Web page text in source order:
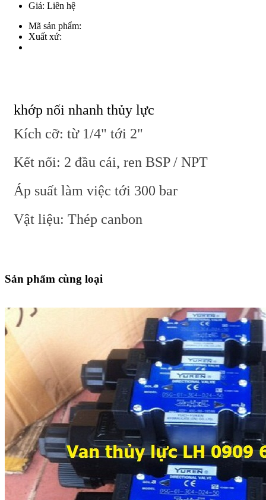
Giá: Liên hệ
Mã sản phẩm:
Xuất xứ:
khớp nối nhanh thủy lực
Kích cỡ: từ 1/4" tới 2"
Kết nối: 2 đầu cái, ren BSP / NPT
Áp suất làm việc tới 300 bar
Vật liệu: Thép canbon
Sản phẩm cùng loại